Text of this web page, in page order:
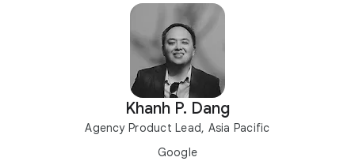
Khanh P. Dang
Agency Product Lead, Asia Pacific
Google